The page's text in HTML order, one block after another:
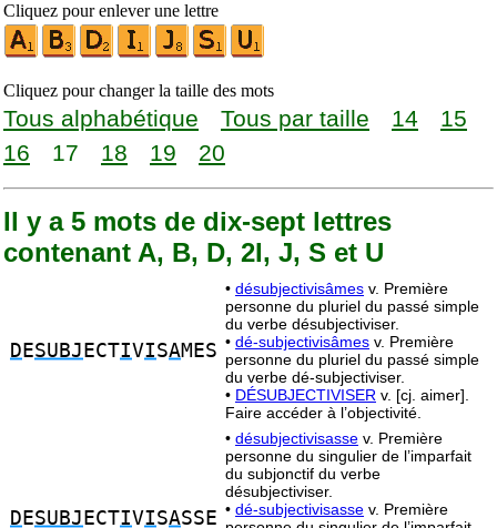
Cliquez pour enlever une lettre
Cliquez pour changer la taille des mots
Tous alphabétique Tous par taille 14
15
16
17 18 19 20
Il y a 5 mots de dix-sept lettres
contenant A, B, D, 2I, J, S et U
D ESUBJ ECTIVISAMES
• désubjectivisâmes v. Première
personne du pluriel du passé simple
du verbe désubjectiviser.
• dé-subjectivisâmes v. Première
personne du pluriel du passé simple
du verbe dé-subjectiviser.
• DÉSUBJECTIVISER v. [cj. aimer].
Faire accéder à l’objectivité.
D ESUBJ ECTIVISASSE
• désubjectivisasse v. Première
personne du singulier de l’imparfait
du subjonctif du verbe
désubjectiviser.
• dé-subjectivisasse v. Première